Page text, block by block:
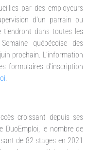
par des employeurs
d’un parrain ou
tiendront dans toutes les
québécoise des
prochain. L’information
formulaires d’inscription
.
croissant depuis ses
DuoEmploi, le nombre de
de 82 stages en 2021